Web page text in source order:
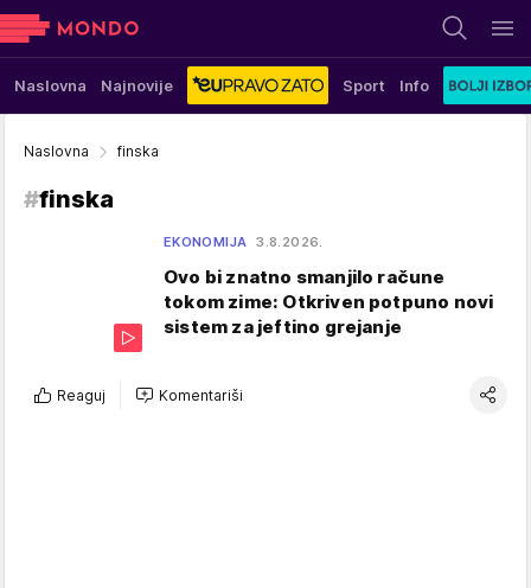
Naslovna Najnovije Sport Info
Naslovna finska
#finska
EKONOMIJA 3.8.2026.
Ovo bi znatno smanjilo račune
tokom zime: Otkriven potpuno novi
sistem za jeftino grejanje
Reaguj Komentariši